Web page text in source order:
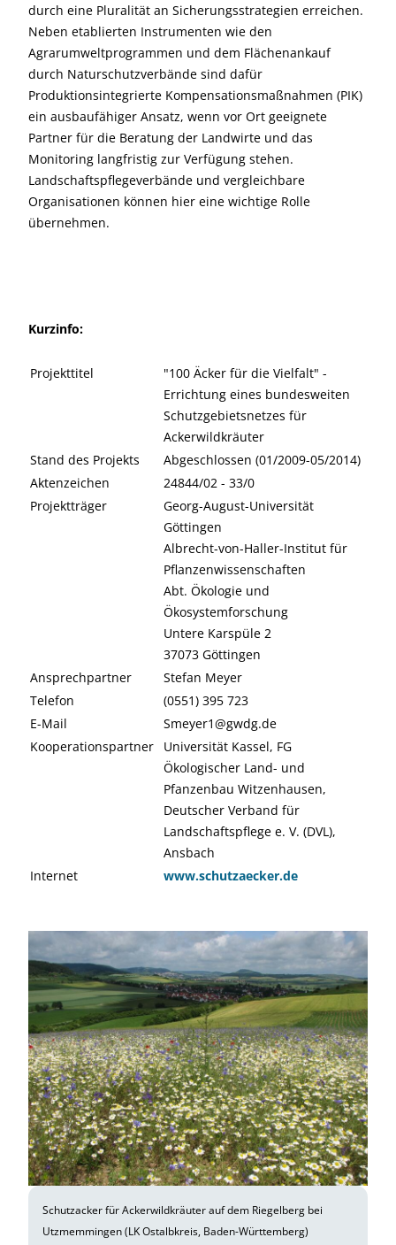
durch eine Pluralität an Sicherungsstrategien erreichen.
Neben etablierten Instrumenten wie den
Agrarumweltprogrammen und dem Flächenankauf
durch Naturschutzverbände sind dafür
Produktionsintegrierte Kompensationsmaßnahmen (PIK)
ein ausbaufähiger Ansatz, wenn vor Ort geeignete
Partner für die Beratung der Landwirte und das
Monitoring langfristig zur Verfügung stehen.
Landschaftspflegeverbände und vergleichbare
Organisationen können hier eine wichtige Rolle
übernehmen.
Kurzinfo:
Projekttitel
"100 Äcker für die Vielfalt" -
Errichtung eines bundesweiten
Schutzgebietsnetzes für
Ackerwildkräuter
Stand des Projekts
Abgeschlossen (01/2009-05/2014)
Aktenzeichen
24844/02 - 33/0
Projektträger
Georg-August-Universität
Göttingen
Albrecht-von-Haller-Institut für
Pflanzenwissenschaften
Abt. Ökologie und
Ökosystemforschung
Untere Karspüle 2
37073 Göttingen
Ansprechpartner
Stefan Meyer
Telefon
(0551) 395 723
E-Mail
Smeyer1@gwdg.de
Kooperationspartner
Universität Kassel, FG
Ökologischer Land- und
Pfanzenbau Witzenhausen,
Deutscher Verband für
Landschaftspflege e. V. (DVL),
Ansbach
Internet
www.schutzaecker.de
Schutzacker für Ackerwildkräuter auf dem Riegelberg bei
Utzmemmingen (LK Ostalbkreis, Baden-Württemberg)